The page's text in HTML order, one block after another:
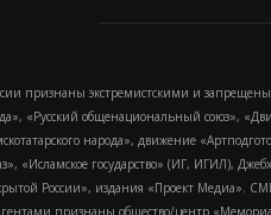
признаны экстремистскими и
«Русский общенациональный союз»,
народа», движение
«Исламское государство» (ИГ, ИГИЛ),
России», издания «Проект Медиа».